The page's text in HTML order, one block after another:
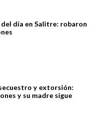
día en Salitre: robaron
y extorsión:
y su madre sigue